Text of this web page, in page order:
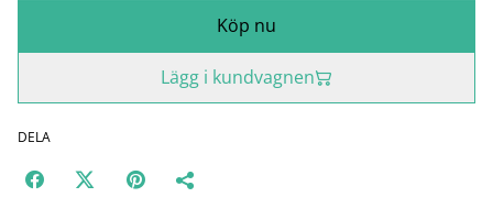
Köp nu
Lägg i kundvagnen
DELA